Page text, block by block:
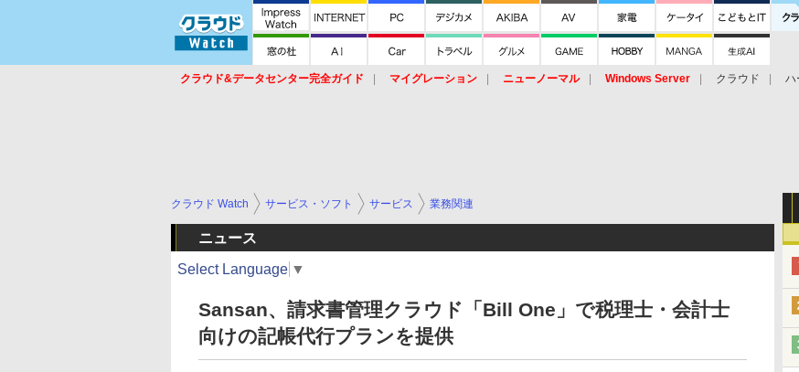
クラウド&データセンター完全ガイド マイグレーション ニューノーマル Windows Server クラウド ハ
クラウド Watch サービス・ソフト サービス 業務関連
ニュース
Select Language ▼
Sansan、請求書管理クラウド「Bill One」で税理士・会計士
向けの記帳代行プランを提供